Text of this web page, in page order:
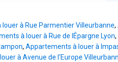
avec WC et machine à
dans les charges
à Rue Parmentier Villeurbanne,
à louer à Rue de lÉpargne Lyon,
, Appartements à louer à
à Avenue de l'Europe